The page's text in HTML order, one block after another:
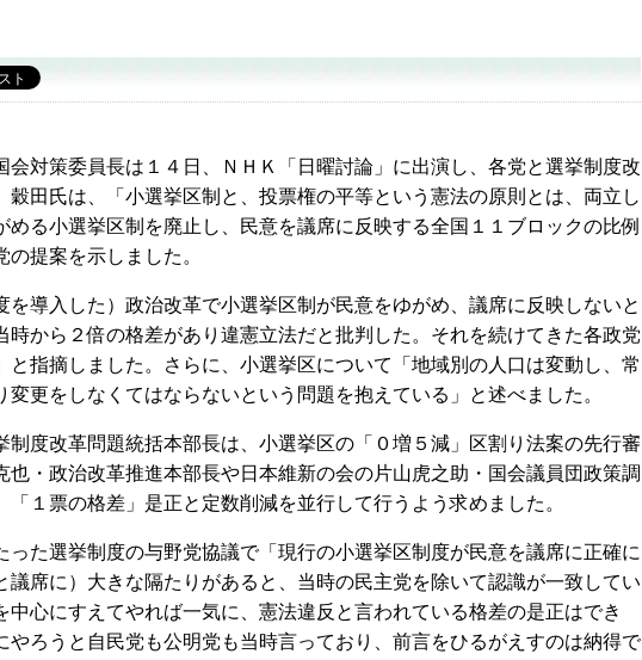
対策委員長は１４日、ＮＨＫ「日曜討論」に出演し、各党と選挙制度改
穀田氏は、「小選挙区制と、投票権の平等という憲法の原則とは、両立し
める小選挙区制を廃止し、民意を議席に反映する全国１１ブロックの比例
提案を示しました。
導入した）政治改革で小選挙区制が民意をゆがめ、議席に反映しないと
時から２倍の格差があり違憲立法だと批判した。それを続けてきた各政党
と指摘しました。さらに、小選挙区について「地域別の人口は変動し、常
変更をしなくてはならないという問題を抱えている」と述べました。
度改革問題統括本部長は、小選挙区の「０増５減」区割り法案の先行審
也・政治改革推進本部長や日本維新の会の片山虎之助・国会議員団政策調
１票の格差」是正と定数削減を並行して行うよう求めました。
た選挙制度の与野党協議で「現行の小選挙区制度が民意を議席に正確に
議席に）大きな隔たりがあると、当時の民主党を除いて認識が一致してい
中心にすえてやれば一気に、憲法違反と言われている格差の是正はでき
やろうと自民党も公明党も当時言っており、前言をひるがえすのは納得で